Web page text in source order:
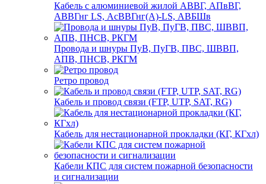
Кабель с алюминиевой жилой АВВГ, АПвВГ,
АВВГнг LS, АсВВГнг(А)-LS, АВБШв
Провода и шнуры ПуВ, ПуГВ, ПВС, ШВВП,
АПВ, ПНСВ, РКГМ
Ретро провод
Кабель и провод связи (FTP, UTP, SAT, RG)
Кабель для нестационарной прокладки (КГ, КГхл)
Кабели КПС для систем пожарной безопасности
и сигнализации